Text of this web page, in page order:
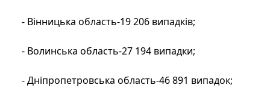
- Вінницька область-19 206 випадків;
- Волинська область-27 194 випадки;
- Дніпропетровська область-46 891 випадок;